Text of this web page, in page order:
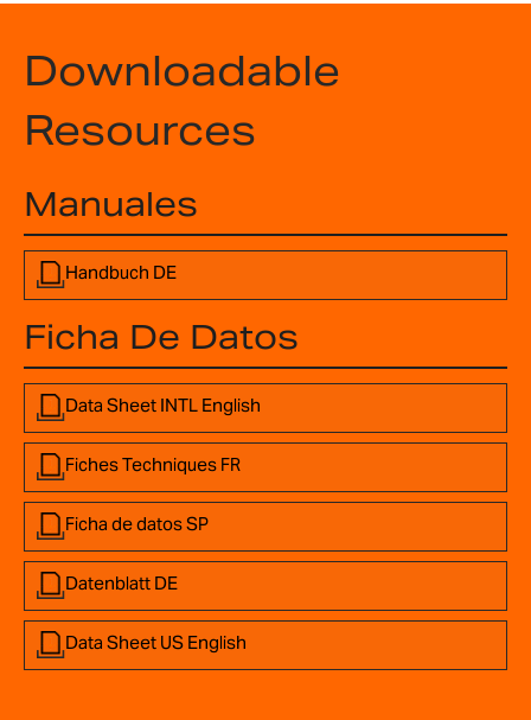
Downloadable
Resources
Manuales
Handbuch DE
Ficha De Datos
Data Sheet INTL English
Fiches Techniques FR
Ficha de datos SP
Datenblatt DE
Data Sheet US English